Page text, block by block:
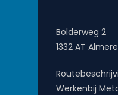
Bolderweg 2
1332 AT Almere
Werkenbij